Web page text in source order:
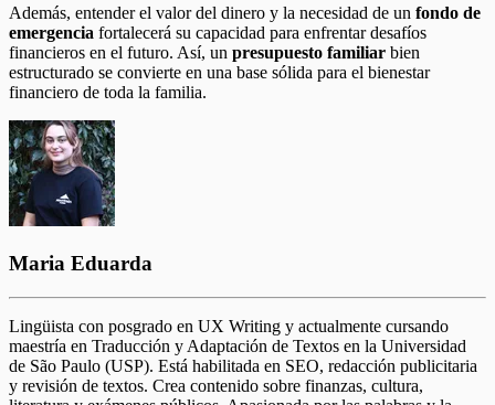
Además, entender el valor del dinero y la necesidad de un fondo de
emergencia fortalecerá su capacidad para enfrentar desafíos
financieros en el futuro. Así, un presupuesto familiar bien
estructurado se convierte en una base sólida para el bienestar
financiero de toda la familia.
Maria Eduarda
Lingüista con posgrado en UX Writing y actualmente cursando
maestría en Traducción y Adaptación de Textos en la Universidad
de São Paulo (USP). Está habilitada en SEO, redacción publicitaria
y revisión de textos. Crea contenido sobre finanzas, cultura,